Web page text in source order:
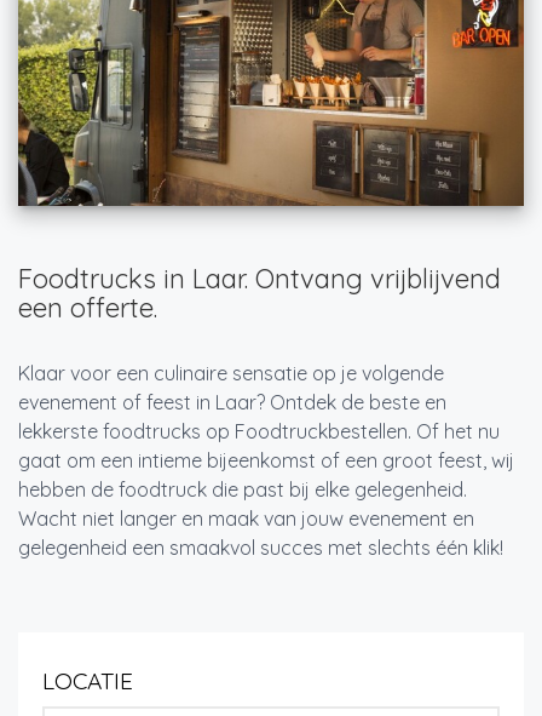
Foodtrucks in Laar. Ontvang vrijblijvend
een offerte.
Klaar voor een culinaire sensatie op je volgende
evenement of feest in Laar? Ontdek de beste en
lekkerste foodtrucks op Foodtruckbestellen. Of het nu
gaat om een intieme bijeenkomst of een groot feest, wij
hebben de foodtruck die past bij elke gelegenheid.
Wacht niet langer en maak van jouw evenement en
gelegenheid een smaakvol succes met slechts één klik!
LOCATIE